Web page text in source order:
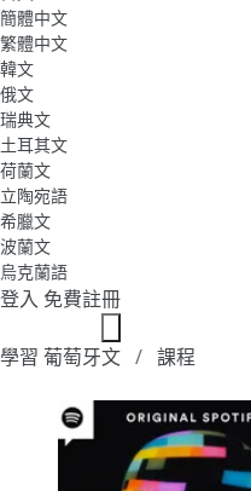
簡體中文
繁體中文
韓文
俄文
瑞典文
土耳其文
荷蘭文
立陶宛語
希臘文
波蘭文
烏克蘭語
登入 免費註冊
學習 葡萄牙文 課程